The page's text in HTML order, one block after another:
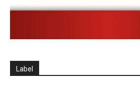
Label